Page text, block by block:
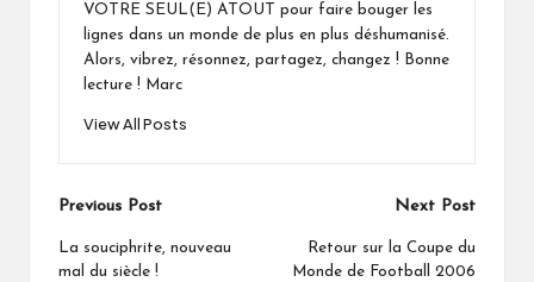
VOTRE SEUL(E) ATOUT pour faire bouger les
lignes dans un monde de plus en plus déshumanisé.
Alors, vibrez, résonnez, partagez, changez ! Bonne
lecture ! Marc
View All Posts
Post
navigation
Previous Post
La souciphrite, nouveau
mal du siècle !
Next Post
Retour sur la Coupe du
Monde de Football 2006